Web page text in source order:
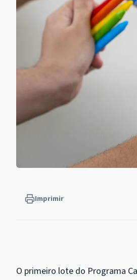
Imprimir
O primeiro lote do Programa